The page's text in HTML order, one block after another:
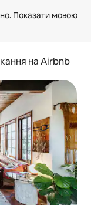
Показати мовою
на Airbnb